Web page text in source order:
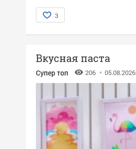
3
Вкусная паста
Супер топ 206 05.08.2026